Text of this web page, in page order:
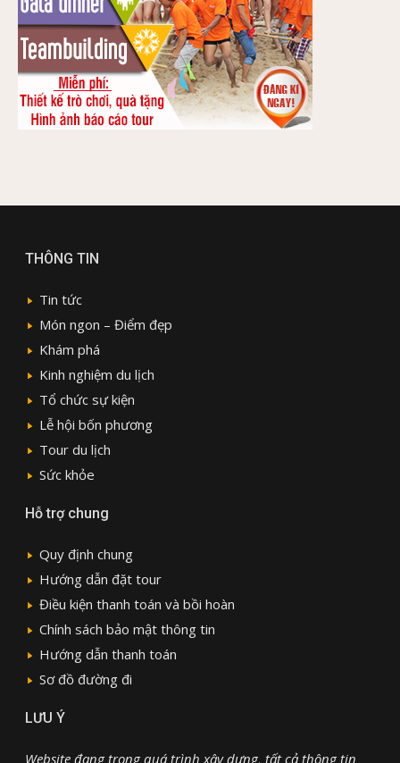
THÔNG TIN
Tin tức
Món ngon – Điểm đẹp
Khám phá
Kinh nghiệm du lịch
Tổ chức sự kiện
Lễ hội bốn phương
Tour du lịch
Sức khỏe
Hỗ trợ chung
Quy định chung
Hướng dẫn đặt tour
Điều kiện thanh toán và bồi hoàn
Chính sách bảo mật thông tin
Hướng dẫn thanh toán
Sơ đồ đường đi
LƯU Ý
Website đang trong quá trình xây dựng, tất cả thông tin